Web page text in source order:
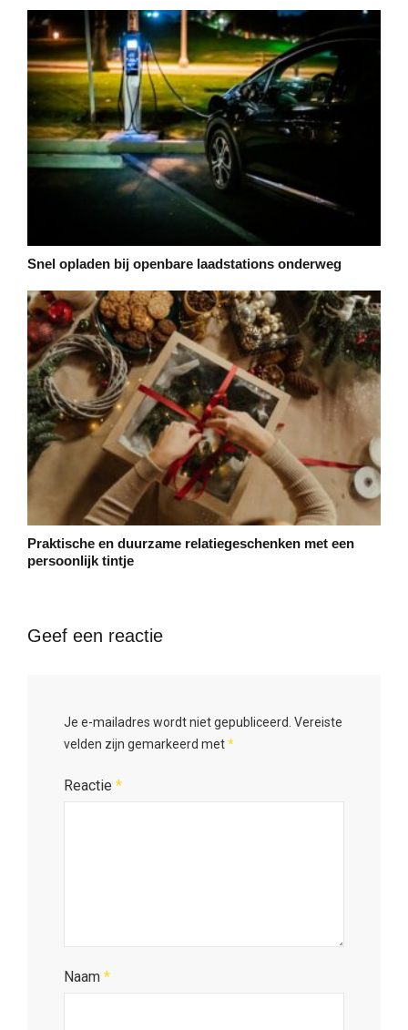
Snel opladen bij openbare laadstations onderweg
Praktische en duurzame relatiegeschenken met een
persoonlijk tintje
Geef een reactie
Je e-mailadres wordt niet gepubliceerd. Vereiste
velden zijn gemarkeerd met*
Reactie *
Naam *